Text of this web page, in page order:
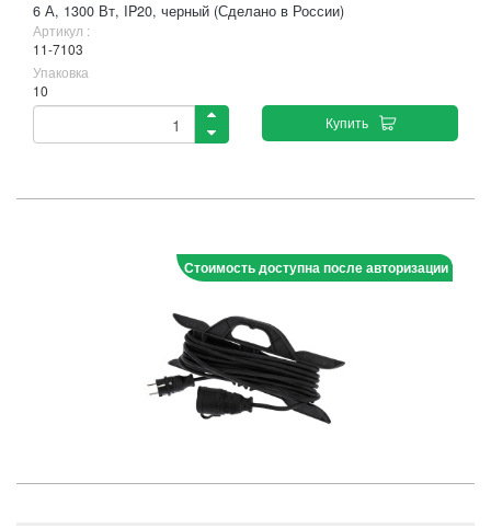
6 А, 1300 Вт, IP20, черный (Сделано в России)
Артикул :
11-7103
Упаковка
10
Купить
Стоимость доступна после авторизации